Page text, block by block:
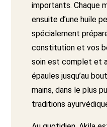
importants. Chaque
ensuite d’une huile
spécialement
constitution et vos
soin est complet et
épaules jusqu’au
mains, dans le plus
traditions